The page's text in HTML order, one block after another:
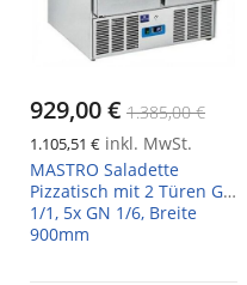
929,00 € 1.385,00 €
1.105,51 € inkl. MwSt.
MASTRO Saladette
Pizzatisch mit 2 Türen GN
1/1, 5x GN 1/6, Breite
900mm